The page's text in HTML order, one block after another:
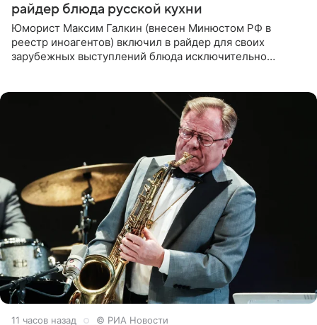
райдер блюда русской кухни
Юморист Максим Галкин (внесен Минюстом РФ в
реестр иноагентов) включил в райдер для своих
зарубежных выступлений блюда исключительно
11 часов назад © РИА Новости